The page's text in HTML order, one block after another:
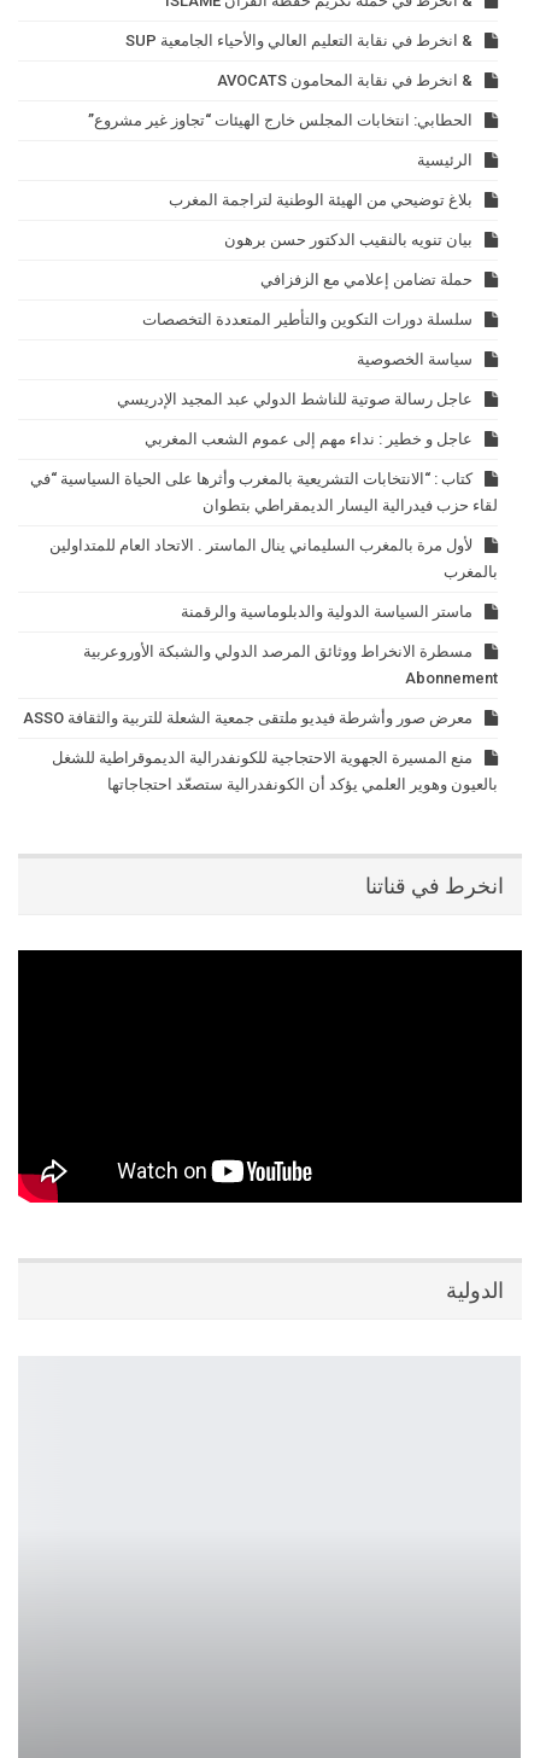
& انخرط في نقابة التعليم العالي والأحياء الجامعية SUP
& انخرط في نقابة المحامون AVOCATS
الحطابي: انتخابات المجلس خارج الهيئات “تجاوز غير مشروع”
الرئيسية
بلاغ توضيحي من الهيئة الوطنية لتراجمة المغرب
بيان تنويه بالنقيب الدكتور حسن برهون
حملة تضامن إعلامي مع الزفزافي
سلسلة دورات التكوين والتأطير المتعددة التخصصات
سياسة الخصوصية
عاجل رسالة صوتية للناشط الدولي عبد المجيد الإدريسي
عاجل و خطير : نداء مهم إلى عموم الشعب المغربي
كتاب : “الانتخابات التشريعية بالمغرب وأثرها على الحياة السياسية “في
لقاء حزب فيدرالية اليسار الديمقراطي بتطوان
لأول مرة بالمغرب السليماني ينال الماستر . الاتحاد العام للمتداولين
بالمغرب
ماستر السياسة الدولية والدبلوماسية والرقمنة
مسطرة الانخراط ووثائق المرصد الدولي والشبكة الأوروعربية
Abonnement
معرض صور وأشرطة فيديو ملتقى جمعية الشعلة للتربية والثقافة ASSO
منع المسيرة الجهوية الاحتجاجية للكونفدرالية الديموقراطية للشغل
بالعيون وهوير العلمي يؤكد أن الكونفدرالية ستصعّد احتجاجاتها
انخرط في قناتنا
الدولية